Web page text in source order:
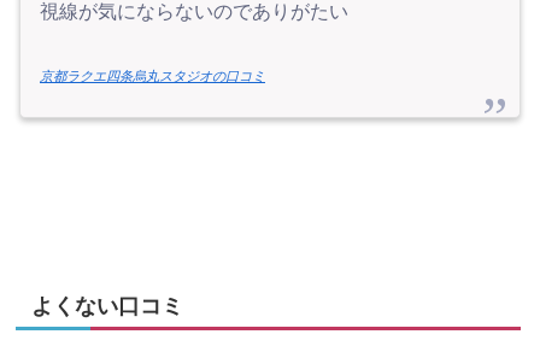
視線が気にならないのでありがたい
京都ラクエ四条烏丸スタジオの口コミ
よくない口コミ